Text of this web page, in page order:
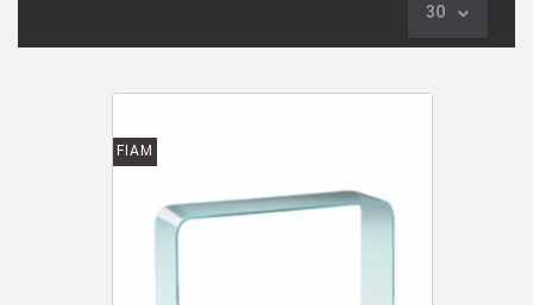
BALDESSARI & BALDESSARI
BALMORAL Uto
BARBER E. & OSGERBY J.
30
FIAM